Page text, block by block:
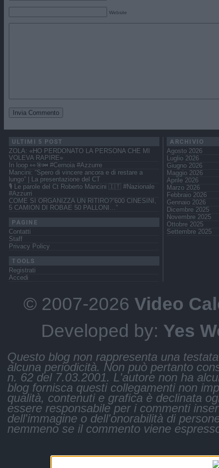
Website
ULTIMI 5 POST
ZOLA: «HO PERDONATO LA PERSONA CHE MI
VOLEVA RAPIRE»
In loop 👀🎯⏮️ #Cernoia #Azzurre
Mancini: “Spero di vincere ancora e di restare a
lungo” | La presentazione del CT
🎙️ Le parole del Ct Roberto Mancini 🇮🇹 #Nazionale
#Azzurri
COME SI ORGANIZZA UN RITIRO?”600 CINESINI,
5 CAMION DI ROBAE 50 PALLONI…”
PAGINE
Contatti
Staff
Privacy Policy
TOOLS
Registrati
Accedi
ARCHIVIO
Agosto 2026
Luglio 2026
Giugno 2026
Maggio 2026
Aprile 2026
Marzo 2026
Febbraio 2026
Gennaio 2026
Dicembre 2025
Novembre 2025
Ottobre 2025
Settembre 2025
© 2007-2026 Video
Developed by: Yes
Questo blog non rappresenta una
alcuna periodicità. Non può pertanto
n. 62 del 7.03.2001. L'autore non ha
blog fornisca questi collegamenti non
qualità, contenuti e grafica è declinata
essere responsabile per i commenti
dell'immagine o dell'onorabilità di
nemmeno se il commento viene